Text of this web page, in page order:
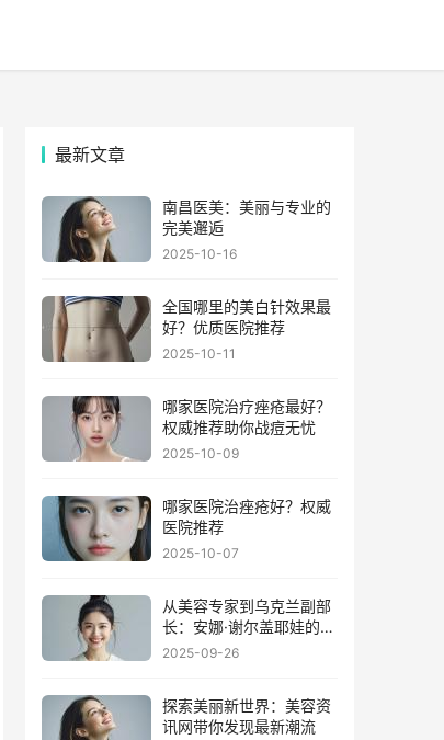
最新文章
南昌医美：美丽与专业的
完美邂逅
2025-10-16
全国哪里的美白针效果最
好？优质医院推荐
2025-10-11
哪家医院治疗痤疮最好？
权威推荐助你战痘无忧
2025-10-09
哪家医院治痤疮好？权威
医院推荐
2025-10-07
从美容专家到乌克兰副部
长：安娜·谢尔盖耶娃的非
凡之路
2025-09-26
探索美丽新世界：美容资
讯网带你发现最新潮流